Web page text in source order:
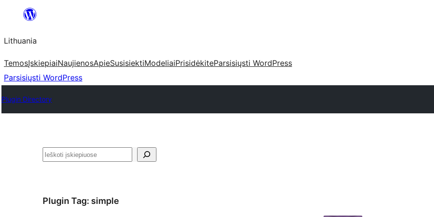
turinio
Lithuania
TemosĮskiepiaiNaujienosApieSusisiektiModeliaiPrisidėkiteParsisiųsti WordPress
Parsisiųsti WordPress
Plugin Directory
Paieška
Plugin Tag: simple